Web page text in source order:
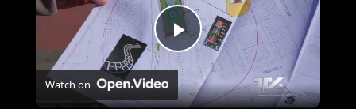
Play
Video
Watch on